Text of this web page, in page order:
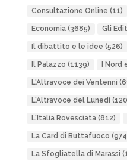
Consultazione Online (11)
Economia(3685) Gli
Il dibattito e le idee (526)
Il Palazzo (1139) I
L'Altravoce dei Ventenni
L'Altravoce del Lunedì
L'Italia Rovesciata(812)
La Card di Buttafuoco
La Sfogliatella di Marassi